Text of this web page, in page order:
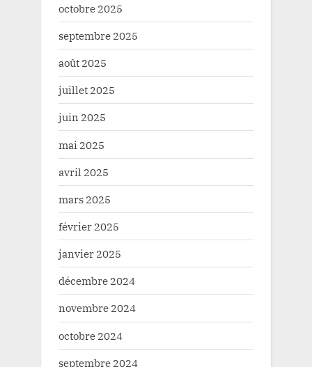
octobre 2025
septembre 2025
août 2025
juillet 2025
juin 2025
mai 2025
avril 2025
mars 2025
février 2025
janvier 2025
décembre 2024
novembre 2024
octobre 2024
septembre 2024